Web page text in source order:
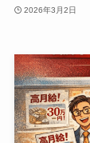
2026年3月2日